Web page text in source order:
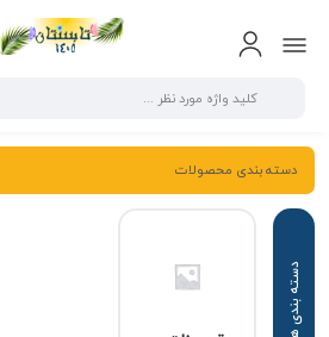
دسته بندی محصولات